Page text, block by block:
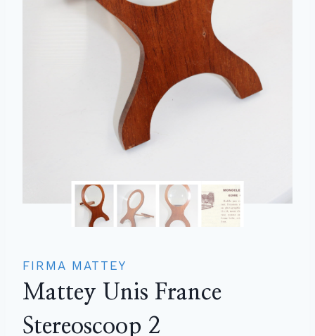
FIRMA MATTEY
Mattey Unis France
Stereoscoop 2